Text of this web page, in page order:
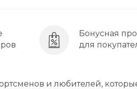
Бонусная
для
и любителей,